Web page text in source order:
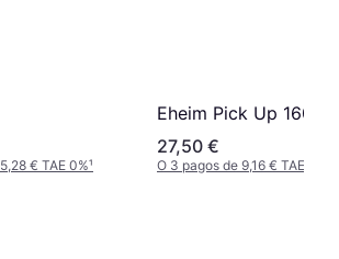
€ TAE 0%¹
Eheim Pick Up 160
27,50 €
O 3 pagos de 9,16 € TAE 0%